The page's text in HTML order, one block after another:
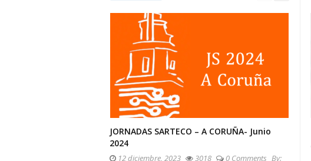
JORNADAS SARTECO – A CORUÑA- Junio
2024
12 diciembre, 2023 3018 0 Comments By: